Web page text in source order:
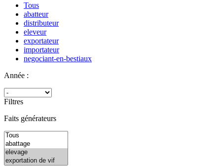
Tous
abatteur
distributeur
eleveur
exportateur
importateur
negociant-en-bestiaux
Année :
Filtres
Faits générateurs